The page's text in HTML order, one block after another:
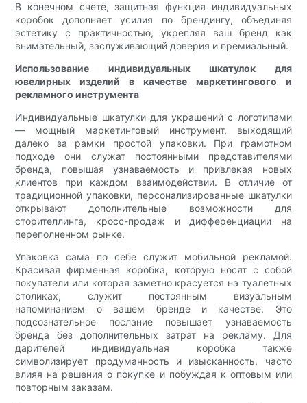
В конечном счете, защитная функция индивидуальных
коробок дополняет усилия по брендингу, объединяя
эстетику с практичностью, укрепляя ваш бренд как
внимательный, заслуживающий доверия и премиальный.
Использование индивидуальных шкатулок для
ювелирных изделий в качестве маркетингового и
рекламного инструмента
Индивидуальные шкатулки для украшений с логотипами
— мощный маркетинговый инструмент, выходящий
далеко за рамки простой упаковки. При грамотном
подходе они служат постоянными представителями
бренда, повышая узнаваемость и привлекая новых
клиентов при каждом взаимодействии. В отличие от
традиционной упаковки, персонализированные шкатулки
открывают дополнительные возможности для
сторителлинга, кросс-продаж и дифференциации на
переполненном рынке.
Упаковка сама по себе служит мобильной рекламой.
Красивая фирменная коробка, которую носят с собой
покупатели или которая заметно красуется на туалетных
столиках, служит постоянным визуальным
напоминанием о вашем бренде и качестве. Это
подсознательное послание повышает узнаваемость
бренда без дополнительных затрат на рекламу. Для
дарителей индивидуальная коробка также
символизирует продуманность и изысканность, часто
влияя на решения о покупке и побуждая к оптовым или
повторным заказам.